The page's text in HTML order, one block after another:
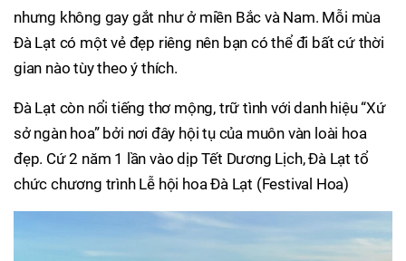
nhưng không gay gắt như ở miền Bắc và Nam. Mỗi mùa
Đà Lạt có một vẻ đẹp riêng nên bạn có thể đi bất cứ thời
gian nào tùy theo ý thích.
Đà Lạt còn nổi tiếng thơ mộng, trữ tình với danh hiệu “Xứ
sở ngàn hoa” bởi nơi đây hội tụ của muôn vàn loài hoa
đẹp. Cứ 2 năm 1 lần vào dịp Tết Dương Lịch, Đà Lạt tổ
chức chương trình Lễ hội hoa Đà Lạt (Festival Hoa)